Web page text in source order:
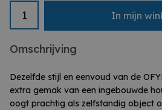
• Gewicht kookplaat: 56 kg
In mijn
Omschrijving
Dezelfde stijl en eenvoud van de
extra gemak van een ingebouwde
oogt prachtig als zelfstandig object